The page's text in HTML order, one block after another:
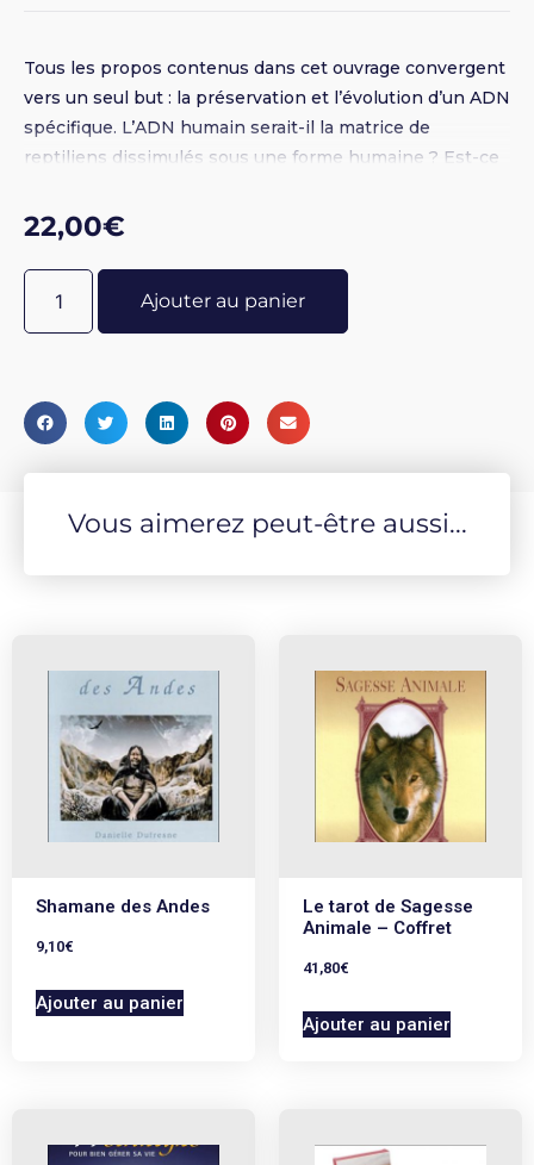
Tous les propos contenus dans cet ouvrage convergent
vers un seul but : la préservation et l’évolution d’un ADN
spécifique. L’ADN humain serait-il la matrice de
reptiliens dissimulés sous une forme humaine ? Est-ce
humaine ? Existe-t-il un lien entre les propos contenus
dans Baiser à Lucifer et l’Archange Michel qui terrasse
le Dragon ? - Broché 14 x 21,5 - Photos N&B - 300 pages
22,00€
Ajouter au panier
Vous aimerez peut-être aussi...
Shamane des Andes
9,10€
Ajouter au panier
Le tarot de Sagesse
Animale – Coffret
41,80€
Ajouter au panier